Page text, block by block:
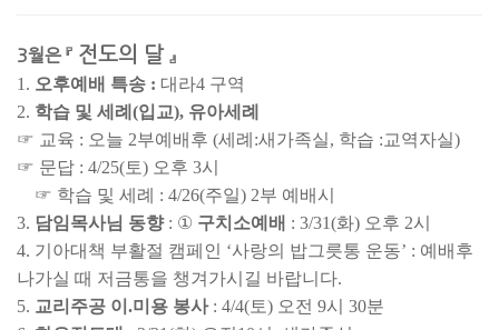
3월은 『 전도의 달 』
1. 오후예배 특송 : 대라4 구역
2. 학습 및 세례(입교), 유아세례
☞ 교육 : 오늘 2부예배후 (세례:새가족실, 학습 :교역자실)
☞ 문답 : 4/25(토) 오후 3시
☞ 학습 및 세례 : 4/26(주일) 2부 예배시
3. 담임목사님 동향: ① 구치소예배 : 3/31(화) 오후 2시
4. 기아대책 부활절 캠페인 ‘사랑의 밥그릇통 운동’ : 예배후
나가실 때 저금통을 챙겨가시길 바랍니다.
5. 교리주공 이.미용 봉사: 4/4(토) 오전 9시 30분